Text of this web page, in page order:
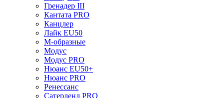
Гренадер III
Кантата PRO
Канцлер
Лайк EU50
М-образные
Модус
Модус PRO
Нюанс EU50+
Нюанс PRO
Ренессанс
Сатерленд PRO